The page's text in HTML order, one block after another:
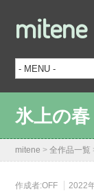
mitene
氷上の春
mitene >全作品一覧
作成者:OFF 2022